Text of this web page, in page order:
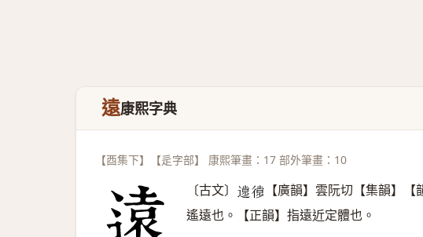
遠康熙字典
【酉集下】【辵字部】 康熙筆畫：17 部外筆畫：10
〔古文〕 𨖸 𢕱 【廣韻】雲阮切【集韻】【
遙遠也。【正韻】指遠近定體也。